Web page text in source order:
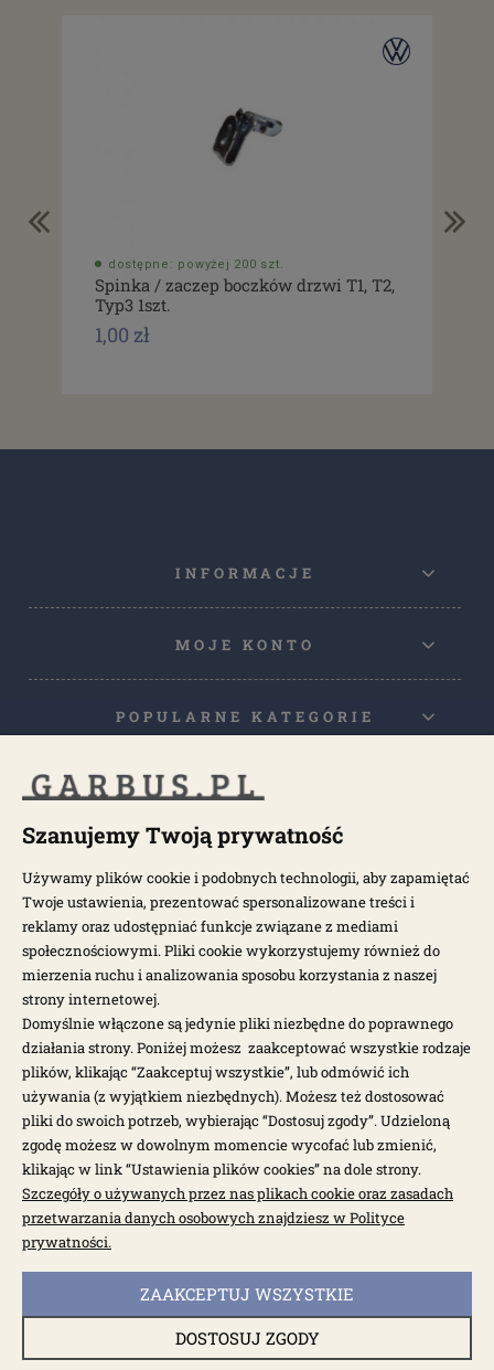
dostępne: powyżej 200 szt.
Spinka / zaczep boczków drzwi T1, T2,
Typ3 1szt.
1,00 zł
INFORMACJE
MOJE KONTO
POPULARNE KATEGORIE
POPULARNE MODELE
NEWSLETTER
Otrzymuj najnowsze wiadomości i oferty bezpośrednio na swoją
pocztę.
ZAPISZ SIĘ >
Garbus.pl © 2026
Sklep internetowy Shoper.pl
powered by:
pokaż pełną wersję strony
itemQuantity: itemQuantity, pageType: 'purchase', orderId: , item: items
Szanujemy Twoją prywatność
Używamy plików cookie i podobnych technologii, aby zapamiętać
Twoje ustawienia, prezentować spersonalizowane treści i
reklamy oraz udostępniać funkcje związane z mediami
społecznościowymi. Pliki cookie wykorzystujemy również do
mierzenia ruchu i analizowania sposobu korzystania z naszej
strony internetowej.
Domyślnie włączone są jedynie pliki niezbędne do poprawnego
działania strony. Poniżej możesz zaakceptować wszystkie rodzaje
plików, klikając “Zaakceptuj wszystkie”, lub odmówić ich
używania (z wyjątkiem niezbędnych). Możesz też dostosować
pliki do swoich potrzeb, wybierając “Dostosuj zgody”. Udzieloną
zgodę możesz w dowolnym momencie wycofać lub zmienić,
klikając w link “Ustawienia plików cookies” na dole strony.
Szczegóły o używanych przez nas plikach cookie oraz zasadach
przetwarzania danych osobowych znajdziesz w Polityce
prywatności.
DOSTOSUJ ZGODY
ZAAKCEPTUJ WSZYSTKIE